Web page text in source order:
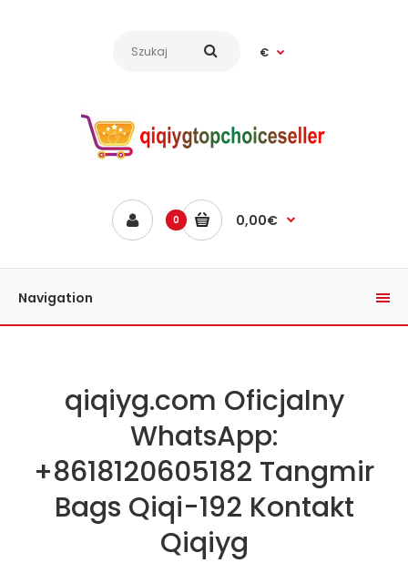
€
0 0,00€
Navigation
qiqiyg.com Oficjalny
WhatsApp:
+8618120605182 Tangmir
Bags Qiqi-192 Kontakt
Qiqiyg